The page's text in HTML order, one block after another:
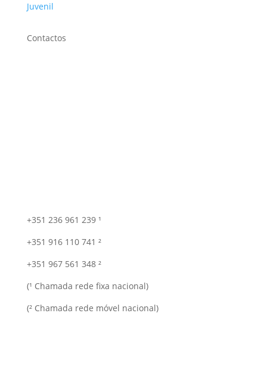
Juvenil
Contactos
+351 236 961 239 ¹
+351 916 110 741 ²
+351 967 561 348 ²
(¹ Chamada rede fixa nacional)
(² Chamada rede móvel nacional)